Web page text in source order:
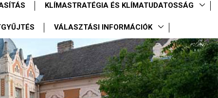
KLÍMASTRATÉGIA ÉS KLÍMATUDATOSSÁG
VÁLASZTÁSI INFORMÁCIÓK